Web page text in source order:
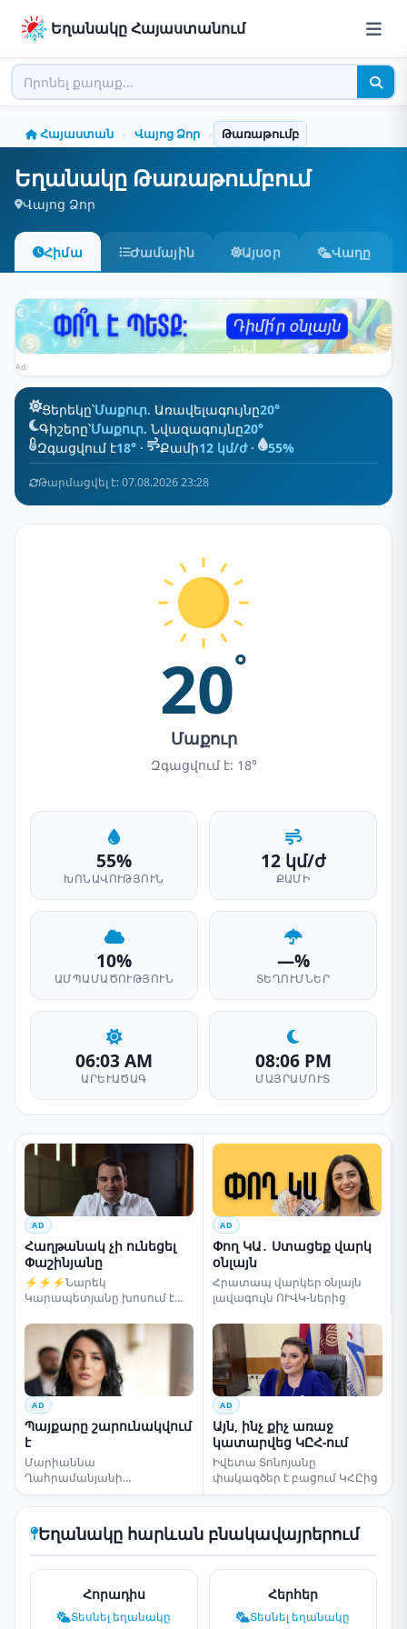
Եղանակը Հայաստանում
Հայաստան › Վայոց Ձոր › Թառաթումբ
Եղանակը Թառաթումբում
Վայոց Ձոր
Հիմա Ժամային Այսօր Վաղը
Ad
Ցերեկը՝Մաքուր. Առավելագույնը20°
Գիշերը՝Մաքուր. Նվազագույնը20°
Զգացվում է18° · Քամի12 կմ/ժ· 55%
Թարմացվել է: 07.08.2026 23:28
20°
Մաքուր
Զգացվում է: 18°
55%
ԽՈՆԱՎՈՒԹՅՈՒՆ
12 կմ/ժ
ՔԱՄԻ
10%
ԱՄՊԱՄԱԾՈՒԹՅՈՒՆ
—%
ՏԵՂՈՒՄՆԵՐ
06:03 AM
ԱՐԵՒԱԾԱԳ
08:06 PM
ՄԱՅՐԱՄՈՒՏ
AD
Հաղթանակ չի ունեցել
Փաշինյանը
⚡⚡⚡Նարեկ
Կարապետյանը խոսում է
AD
Փող ԿԱ․ Ստացեք վարկ
օնլայն
Հրատապ վարկեր օնլայն
լավագույն ՈՒՎԿ-ներից
AD
Պայքարը շարունակվում
է
Մարիաննա
Ղահրամանյանի
սենսացիոն կոչը
AD
Այն, ինչ քիչ առաջ
կատարվեց ԿԸՀ-ում
Իվետա Տոնոյանը
փակագծեր է բացում ԿՀԸից
Եղանակը հարևան բնակավայրերում
Հորադիս
Տեսնել եղանակը
Հերհեր
Տեսնել եղանակը